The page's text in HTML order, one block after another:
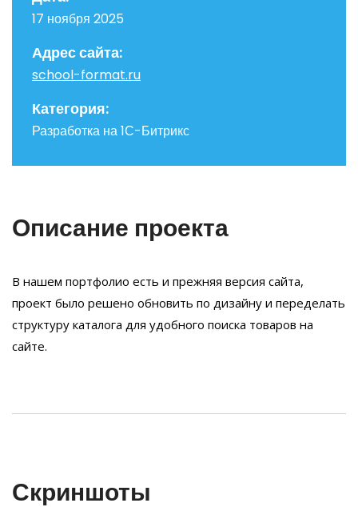
17 ноября 2025
Адрес сайта:
school-format.ru
Категория:
Разработка на 1С-Битрикс
Описание проекта
В нашем портфолио есть и прежняя версия сайта,
проект было решено обновить по дизайну и переделать
структуру каталога для удобного поиска товаров на
сайте.
Скриншоты